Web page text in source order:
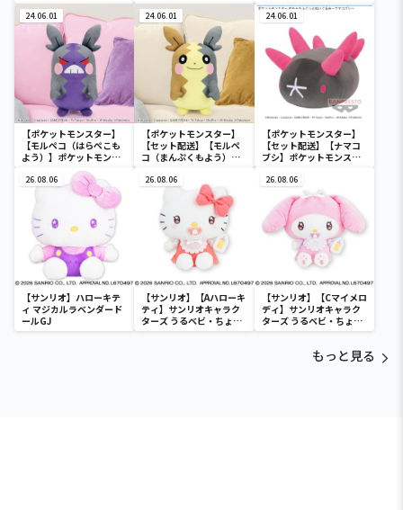
ー ミニスクエアポーチ
ポーチ
ポーチ
24.06.01
【ポケットモンスター】
【モルペコ（はらぺこも
よう）】ポケットモンス
ター めちゃもふぐっとぬ
いぐるみ～モルペコ（は
らぺこもよう）～
24.06.01
【ポケットモンスター】
【セット配送】【モルペ
コ（まんぷくもよう）】
ゃもふぐっとぬいぐるみ
～モルペコ（まんぷくも
24.06.01
【ポケットモンスター】
【セット配送】【ナマコ
ブシ】ポケットモンスタ
ぐるみ～ナマコブシ～
26.08.06
【サンリオ】ハローキテ
ィ マジカルラベンダード
ールGJ
26.08.06
【サンリオ】【Aハローキ
ティ】サンリオキャラク
ターズ うるベビ・ちょい
デカドール
26.08.06
【サンリオ】【Cマイメロ
ディ】サンリオキャラク
ターズ うるベビ・ちょい
デカドール
もっと見る